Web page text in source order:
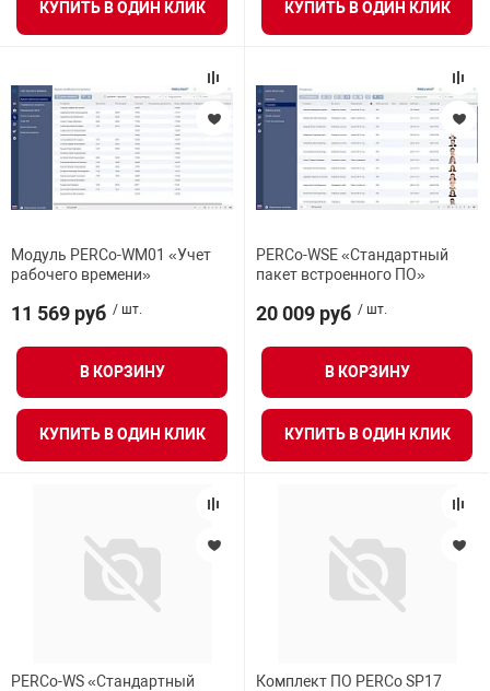
КУПИТЬ В ОДИН КЛИК КУПИТЬ В ОДИН КЛИК
Модуль PERCo-WM01 «Учет
рабочего времени»
11 569 руб / шт.
В КОРЗИНУ
КУПИТЬ В ОДИН КЛИК
PERCo-WSE «Стандартный
пакет встроенного ПО»
20 009 руб / шт.
В КОРЗИНУ
КУПИТЬ В ОДИН КЛИК
PERCo-WS «Стандартный
Комплект ПО PERCo SP17